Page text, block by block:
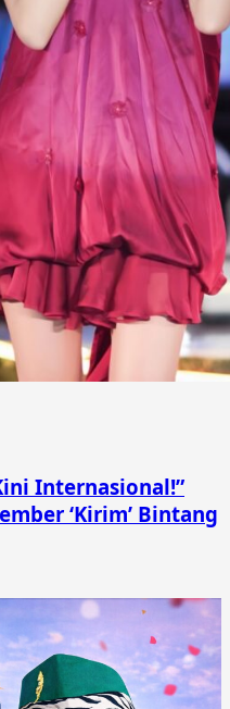
Internasional!”
‘Kirim’ Bintang